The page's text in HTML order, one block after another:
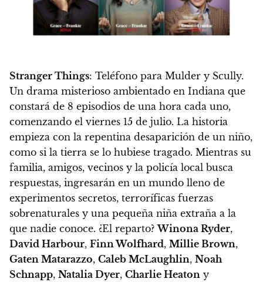
Stranger Things: Teléfono para Mulder y Scully.
Un drama misterioso ambientado en Indiana que
constará de 8 episodios de una hora cada uno,
comenzando el viernes 15 de julio. La historia
empieza con la repentina desaparición de un niño,
como si la tierra se lo hubiese tragado. Mientras su
familia, amigos, vecinos y la policía local busca
respuestas, ingresarán en un mundo lleno de
experimentos secretos, terroríficas fuerzas
sobrenaturales y una pequeña niña extraña a la
que nadie conoce. ¿El reparto?Winona Ryder,
David Harbour, Finn Wolfhard, Millie Brown,
Gaten Matarazzo, Caleb McLaughlin, Noah
Schnapp, Natalia Dyer, Charlie Heaton y